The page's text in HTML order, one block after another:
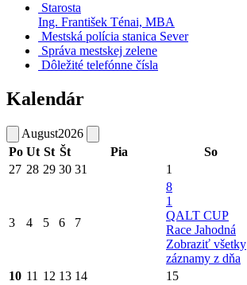
Starosta
Ing. František Ténai, MBA
Mestská polícia stanica Sever
Správa mestskej zelene
Dôležité telefónne čísla
Kalendár
August2026
Po Ut St Št Pia So
27 28 29 30 31 1
3 4 5 6 7
8
1
QALT CUP
Race Jahodná
Zobraziť všetky
záznamy z dňa
10 11 12 13 14 15